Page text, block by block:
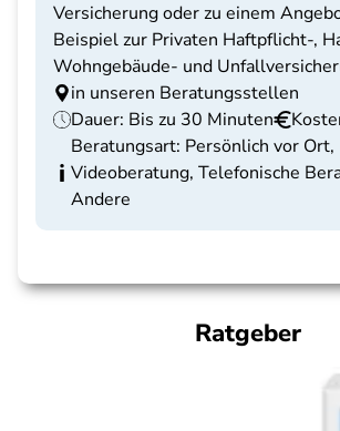
Versicherung oder zu einem
Beispiel zur Privaten Haftpflicht-,
Wohngebäude- und
in unseren Beratungsstellen
Dauer: Bis zu 30 Minuten
Beratungsart: Persönlich vor Ort,
Videoberatung, Telefonische
Andere
Ratgeber